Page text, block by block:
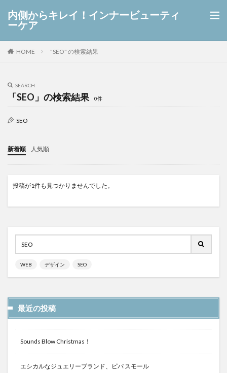
内側からキレイ！インナービューティ
ーケア
HOME "SEO" の検索結果
SEARCH
「SEO」の検索結果 0件
SEO
新着順 人気順
投稿が1件も見つかりませんでした。
WEB デザイン SEO
最近の投稿
Sounds Blow Christmas！
エシカルなジュエリーブランド、ピパ スモール